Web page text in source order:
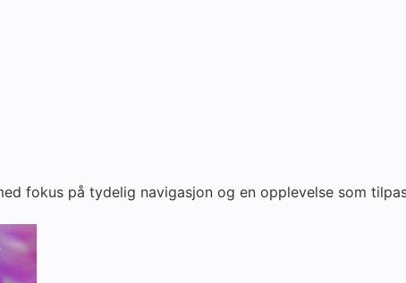
fokus på tydelig navigasjon og en opplevelse som